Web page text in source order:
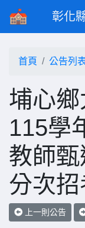
彰化
首頁 公告列
埔心
115學
教師
分次招
上一則公告